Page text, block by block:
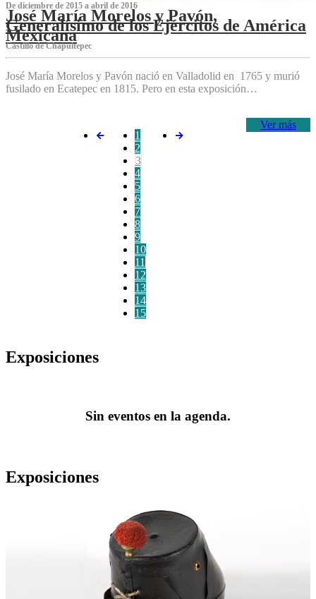
De diciembre de 2015 a abril de 2016
José María Morelos y Pavón,
Generalísimo de los Ejércitos de América
Mexicana
C‌astillo de Chapultepec
José María Morelos y Pavón nació en Valladolid en 1765 y murió
fusilado en Ecatepec en 1815. Pero en esta exposición…
Ver más
1
2
3
4
5
6
7
8
9
10
11
12
13
14
15
Exposiciones
Sin eventos en la agenda.
Exposiciones